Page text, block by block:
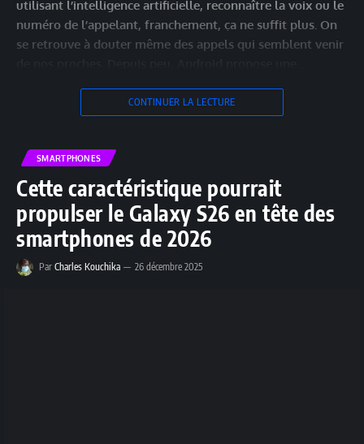
utilisant l’intelligence artificielle, reconnaître la voix ou le
numéro de l’appelant, franchement, ça ne suffit plus. On
se retrouve à douter même des appels qui semblent venir
CONTINUER LA LECTURE
SMARTPHONES
Cette caractéristique pourrait
propulser le Galaxy S26 en tête des
smartphones de 2026
Par Charles Kouchika 26 décembre 2025